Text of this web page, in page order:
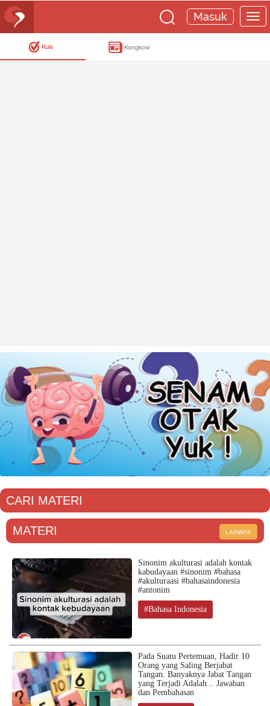
Masuk
Kuis Kongkow
CARI MATERI
MATERI LAINNYA
Sinonim akulturasi adalah kontak
kabudayaan #sinonim #bahasa
#akulturaasi #bahasaindonesia
#antonim
#Bahasa Indonesia
Pada Suatu Pertemuan, Hadir 10
Orang yang Saling Berjabat
Tangan. Banyaknya Jabat Tangan
yang Terjadi Adalah... Jawaban
dan Pembahasan